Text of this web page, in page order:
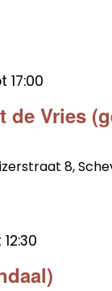
de Vries
17:00
8,
12:30